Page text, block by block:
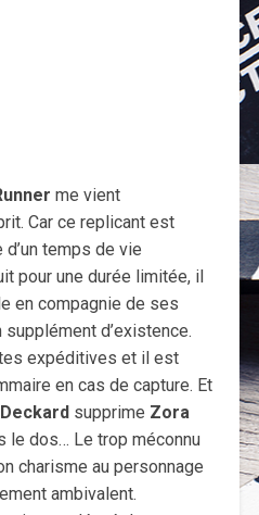
me vient
Car ce replicant est
temps de vie
pour une durée limitée, il
en compagnie de ses
d’existence.
expéditives et il est
en cas de capture. Et
Deckard supprime Zora
le dos… Le trop méconnu
charisme au personnage
ambivalent.